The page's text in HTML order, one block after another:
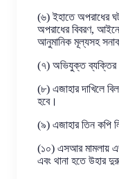
(৬) ইহাতে অপরাধের
অপরাধের বিবরণ,
আনুমানিক মূল্যসহ
(৭) অভিযুক্ত ব্যক্তির
(৮) এজাহার দাখিলে
হবে।
(৯) এজাহার তিন কপি
(১০) এসআর মামলায়
এবং থানা হতে উহার